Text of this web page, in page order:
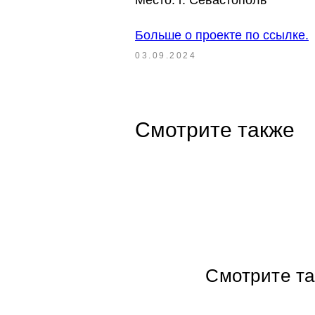
Больше о проекте по ссылке.
03.09.2024
Смотрите также
Смотрите